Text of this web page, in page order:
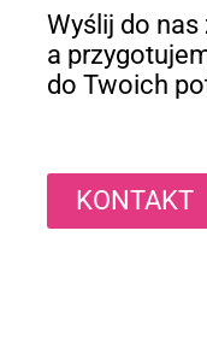
Wyślij do nas
a
do Twoich
KONTAKT